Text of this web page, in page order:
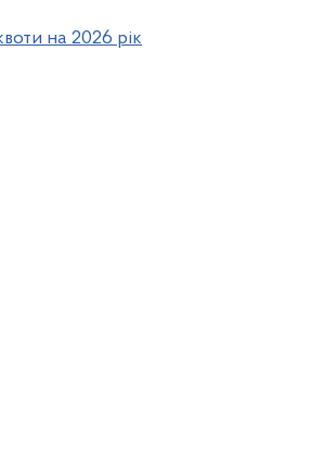
на 2026 рік